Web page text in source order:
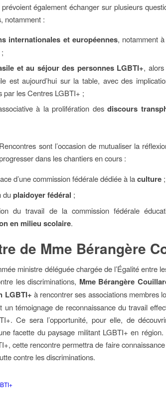
également échanger sur plusieurs
notamment :
internationales et européennes, notamment
et au séjour des personnes LGBTI+, alors
est aujourd’hui sur la table, avec des
par les Centres LGBTI+ ;
à la prolifération desdiscours
sont l’occasion de mutualiser la
dans les chantiers en cours :
d’une commission fédérale dédiée à laculture;
duplaidoyer fédéral ;
du travail de la commission fédérale
en milieu scolaire.
de Mme Bérangère
ministre déléguée chargée de l’Égalité entre
les discriminations, Mme Bérangère
LGBTI+ à rencontrer ses associations membres
un témoignage de reconnaissance du travail
Ce sera l’opportunité, pour elle, de
facette du paysage militant LGBTI+ en
cette rencontre permettra de faire
contre les discriminations.